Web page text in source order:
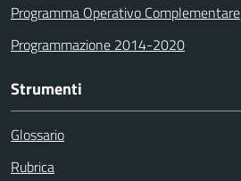
Programma Operativo Complementare
Programmazione 2014-2020
Strumenti
Glossario
Rubrica